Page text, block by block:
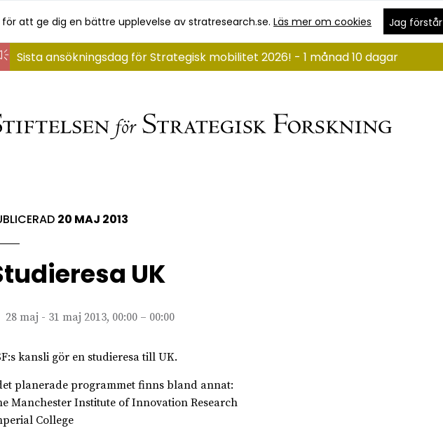
för att ge dig en bättre upplevelse av stratresearch.se.Läs mer om cookies Jag förstår
Sista ansökningsdag för Strategisk mobilitet 2026! - 1 månad 10 dagar
20 MAJ 2013
UK
28 maj - 31 maj 2013, 00:00 – 00:00
kansli gör en studieresa till UK.
planerade programmet finns bland annat:
Manchester Institute of Innovation Research
College